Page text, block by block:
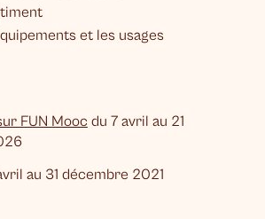
et les usages
FUN Mooc du 7 avril au 21
au 31 décembre 2021